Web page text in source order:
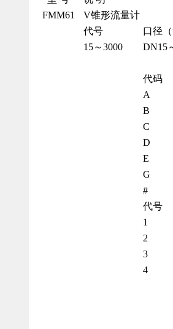
FMM61
V锥形流量计
代号
口径
15～3000
DN15
代码
A
B
C
D
E
G
#
代号
1
2
3
4